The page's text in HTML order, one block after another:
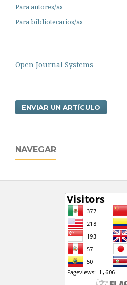
Para autores/as
Para bibliotecarios/as
Open Journal Systems
ENVIAR UN ARTÍCULO
NAVEGAR